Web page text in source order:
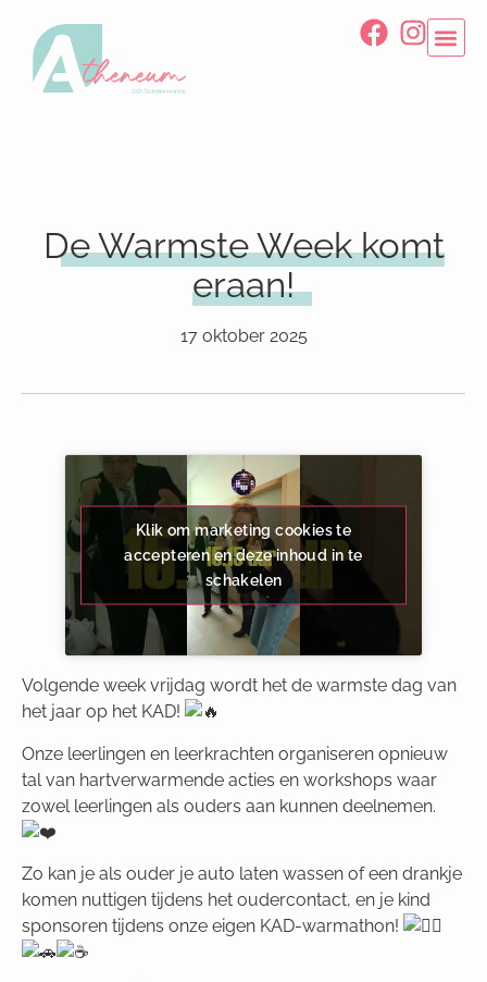
De Warmste Week komt
eraan!
17 oktober 2025
Klik om marketing cookies te
accepteren en deze inhoud in te
schakelen
Volgende week vrijdag wordt het de warmste dag van
het jaar op het KAD!
Onze leerlingen en leerkrachten organiseren opnieuw
tal van hartverwarmende acties en workshops waar
zowel leerlingen als ouders aan kunnen deelnemen.
Zo kan je als ouder je auto laten wassen of een drankje
komen nuttigen tijdens het oudercontact, en je kind
sponsoren tijdens onze eigen KAD-warmathon!